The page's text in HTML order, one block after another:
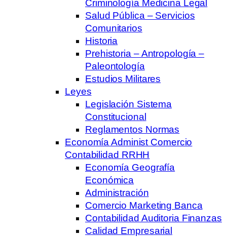
Criminología Medicina Legal
Salud Pública – Servicios
Comunitarios
Historia
Prehistoria – Antropología –
Paleontología
Estudios Militares
Leyes
Legislación Sistema
Constitucional
Reglamentos Normas
Economía Administ Comercio
Contabilidad RRHH
Economía Geografía
Económica
Administración
Comercio Marketing Banca
Contabilidad Auditoria Finanzas
Calidad Empresarial